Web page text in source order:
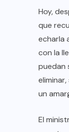
Hoy,
que
echarla
con la
puedan
un
El